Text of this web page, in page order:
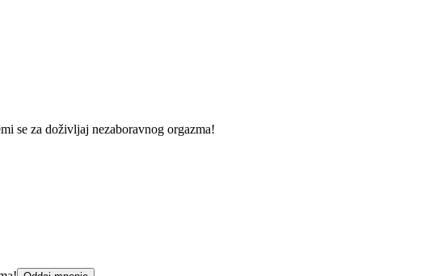
se za doživljaj nezaboravnog orgazma!